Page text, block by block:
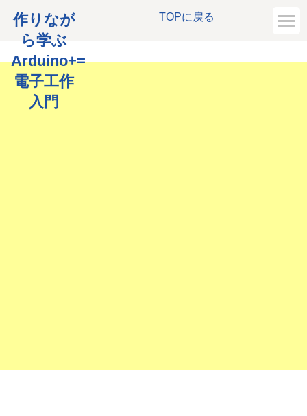
TOPに戻る
作りなが
ら学ぶ
Arduino+=
電子工作
入門